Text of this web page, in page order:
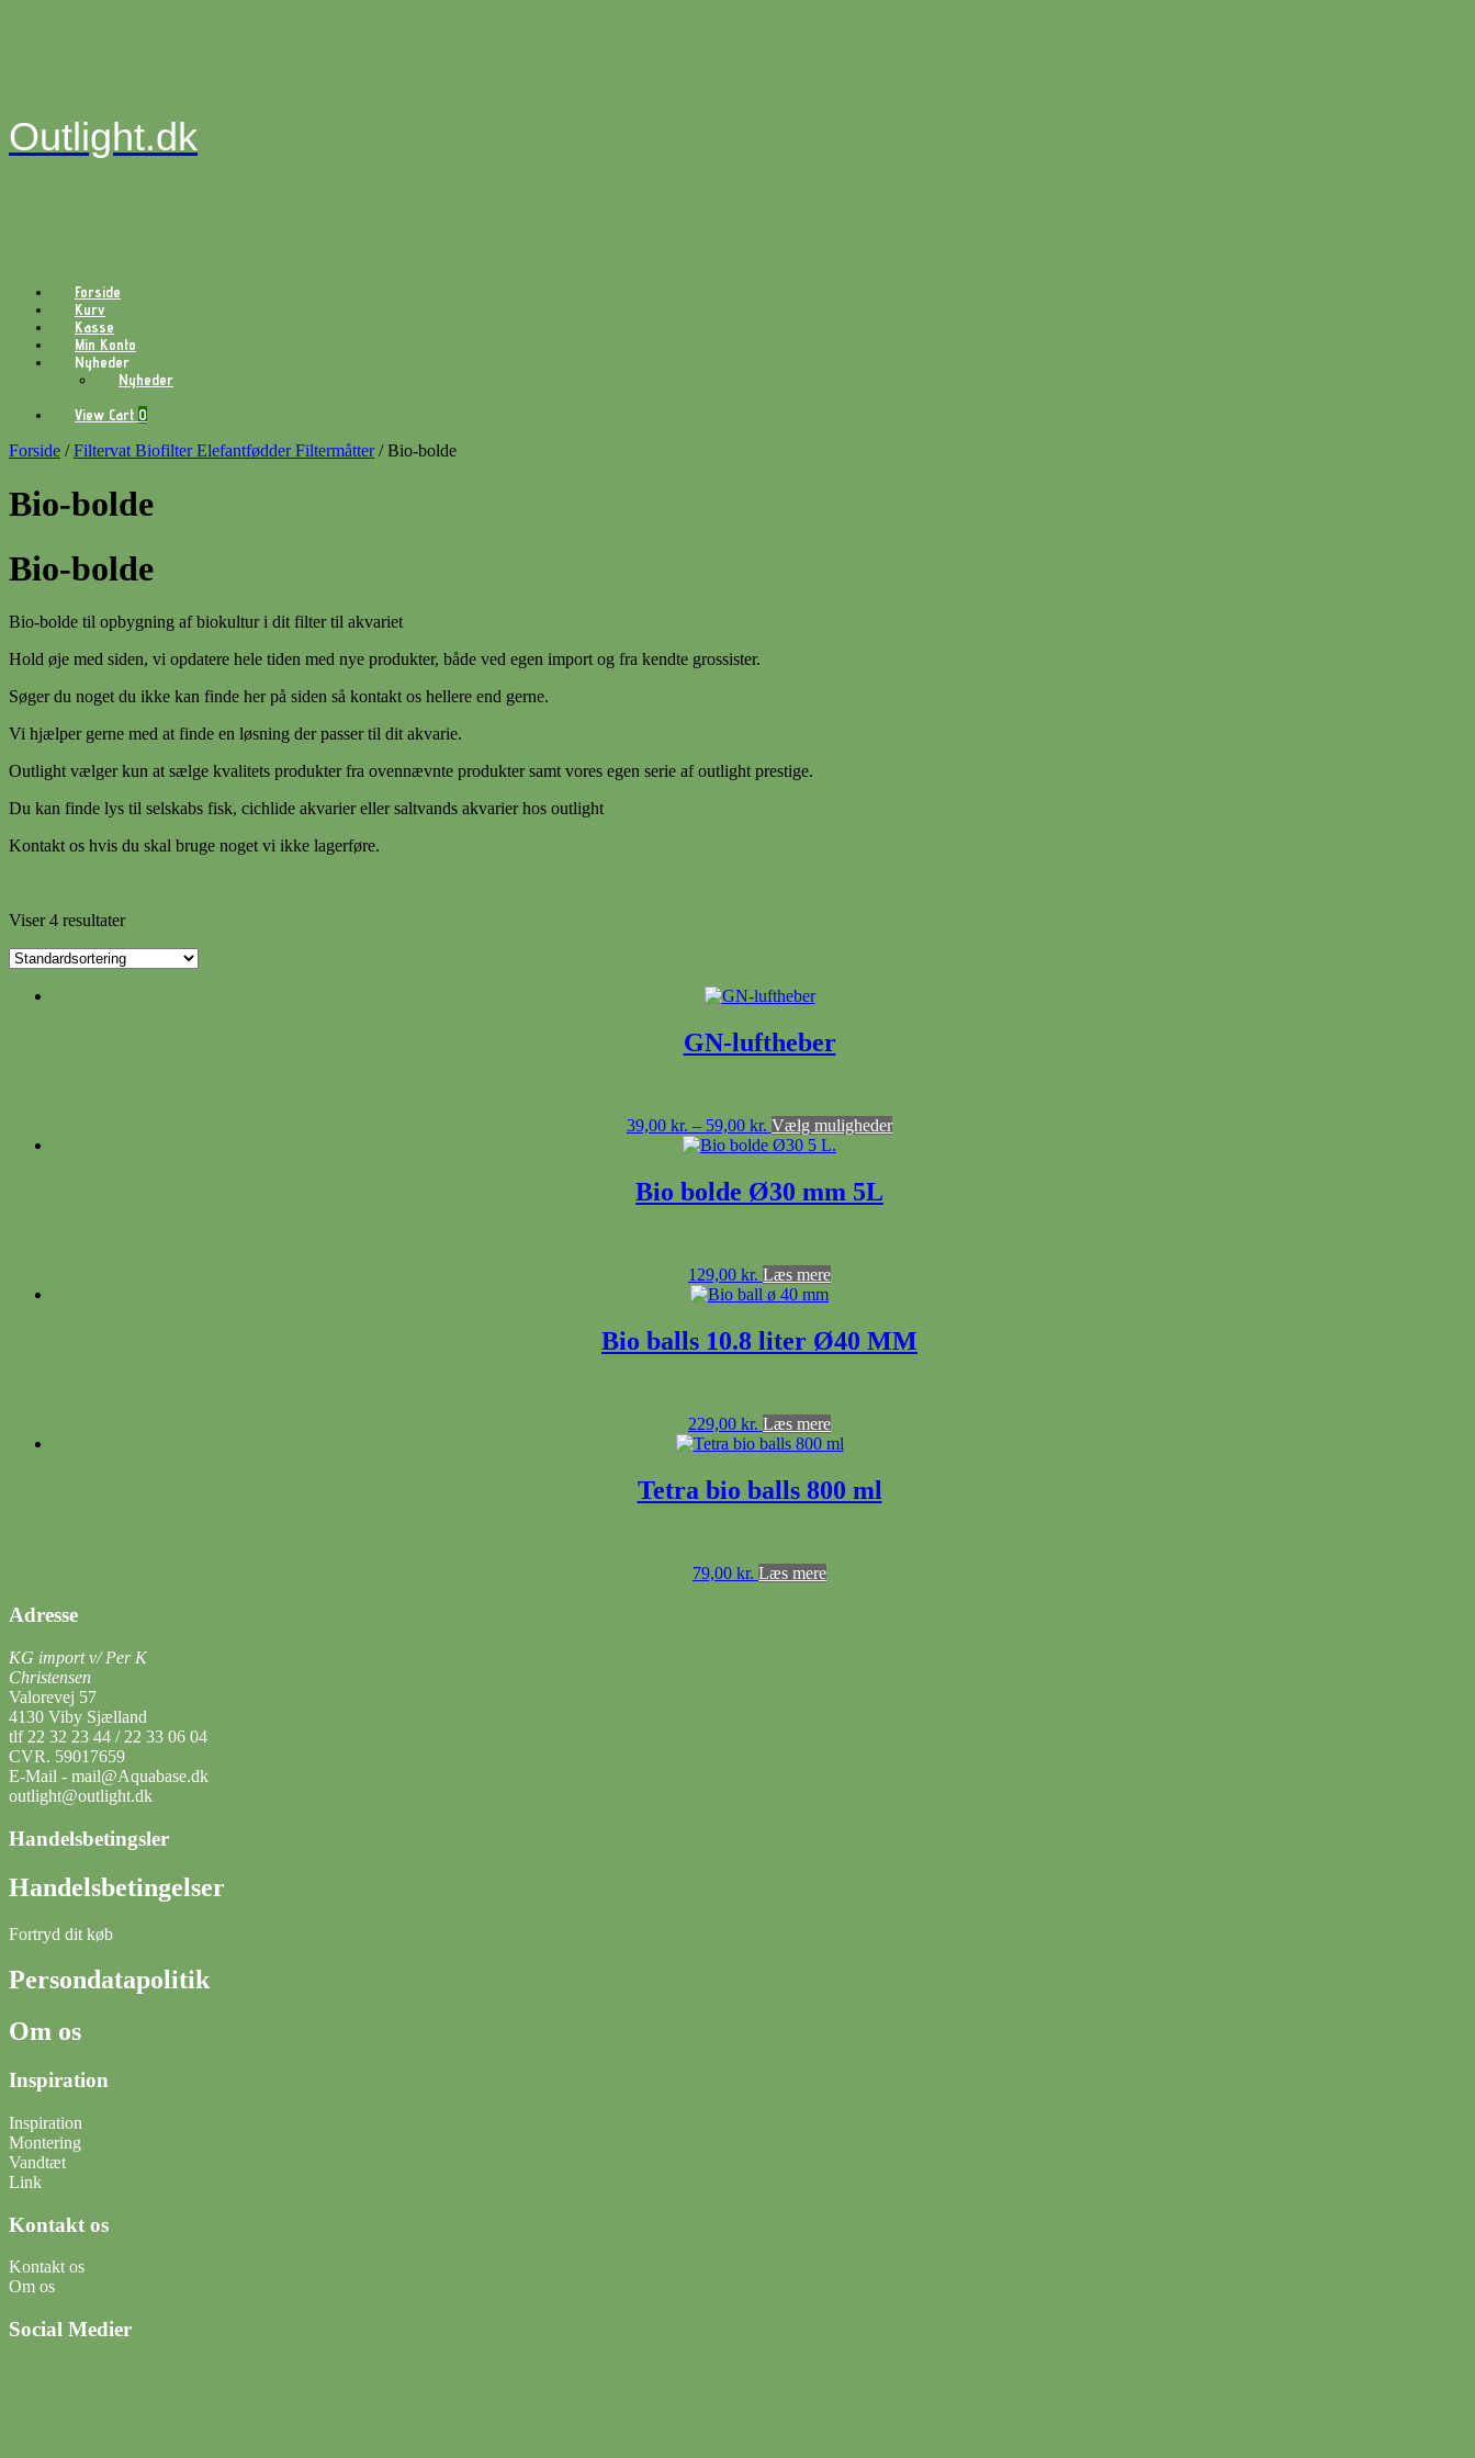
Outlight.dk
Forside
Kurv
Kasse
Min Konto
Nyheder
Nyheder
View
cart
View Cart 0
Forside /Filtervat Biofilter Elefantfødder Filtermåtter/ Bio-bolde
Bio-bolde
Bio-bolde
Bio-bolde til opbygning af biokultur i dit filter til akvariet
Hold øje med siden, vi opdatere hele tiden med nye produkter, både ved egen import og fra kendte grossister.
Søger du noget du ikke kan finde her på siden så kontakt os hellere end gerne.
Vi hjælper gerne med at finde en løsning der passer til dit akvarie.
Outlight vælger kun at sælge kvalitets produkter fra ovennævnte produkter samt vores egen serie af outlight prestige.
Du kan finde lys til selskabs fisk, cichlide akvarier eller saltvands akvarier hos outlight
Kontakt os hvis du skal bruge noget vi ikke lagerføre.
Viser 4 resultater
GN-luftheber
39,00 kr. – 59,00 kr. Prisinterval:
39,00 kr.
59,00 kr.
Vælg mulighederDette
Bio bolde Ø30 mm 5L
129,00 kr. Læs mere
Bio balls 10.8 liter Ø40 MM
229,00 kr. Læs mere
Tetra bio balls 800 ml
79,00 kr. Læs mere
Adresse
KG import v/ Per K
Christensen
Valorevej 57
4130 Viby Sjælland
tlf 22 32 23 44 / 22 33 06 04
CVR. 59017659
E-Mail - mail@Aquabase.dk
outlight@outlight.dk
Handelsbetingsler
Handelsbetingelser
Fortryd dit køb
Persondatapolitik
Om os
Inspiration
Inspiration
Montering
Vandtæt
Link
Kontakt os
Kontakt os
Om os
Social Medier